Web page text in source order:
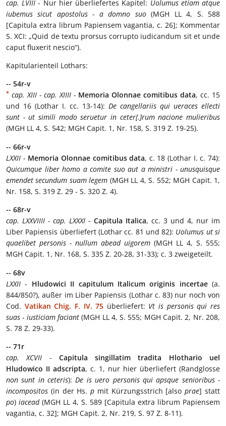
cap. LVIII - Nur hier überliefertes Kapitel: Uolumus etiam atque
iubemus sicut apostolus - a domno suo(MGH LL 4, S. 588
[Capitula extra librum Papiensem vagantia, c. 26]; Kommentar
S. XCI: „Quid de textu prorsus corrupto iudicandum sit et unde
caput fluxerit nescio“).
Kapitularienteil Lothars:
-- 54r-v
* cap. XIII - cap. XIIII- Memoria Olonnae comitibus data, cc. 15
und 16 (Lothar I. cc. 13-14): De cangellariis qui ueraces ellecti
sunt - ut simili modo seruetur in ceter[.]rum nacione mulieribus
(MGH LL 4, S. 542; MGH Capit. 1, Nr. 158, S. 319 Z. 19-25).
-- 66r-v
LXXII - Memoria Olonnae comitibus data, c. 18 (Lothar I. c. 74):
Quicumque liber homo a comite suo aut a ministri - unusquisque
emendet secundum suam legem (MGH LL 4, S. 552; MGH Capit. 1,
Nr. 158, S. 319 Z. 29 - S. 320 Z. 4).
-- 68r-v
cap. LXXVIIII - cap. LXXXI - Capitula Italica, cc. 3 und 4, nur im
Liber Papiensis überliefert (Lothar cc. 81 und 82): Uolumus ut si
quaelibet personis - nullum abead uigorem (MGH LL 4, S. 555;
MGH Capit. 1, Nr. 168, S. 335 Z. 20-28, 31-33); c. 3 zweigeteilt.
-- 68v
LXXII - Hludowici II capitulum Italicum originis incertae(a.
844/850?), außer im Liber Papiensis (Lothar c. 83) nur noch von
Cod. Vatikan Chig. F. IV. 75 überliefert: Vt is personis qui res
suas - iusticiam faciant(MGH LL 4, S. 555; MGH Capit. 2, Nr. 208,
S. 78 Z. 29-33).
-- 71r
cap. XCVII - Capitula singillatim tradita Hlothario uel
Hludowico II adscripta, c. 1, nur hier überliefert (Randglosse
non sunt in ceteris):De is uero personis qui apsque senioribus -
incompositos (in der Hs.p mit Kürzungsstrich [alsoprae] statt
po) iacead(MGH LL 4, S. 589 [Capitula extra librum Papiensem
vagantia, c. 32]; MGH Capit. 2, Nr. 219, S. 97 Z. 8-11).